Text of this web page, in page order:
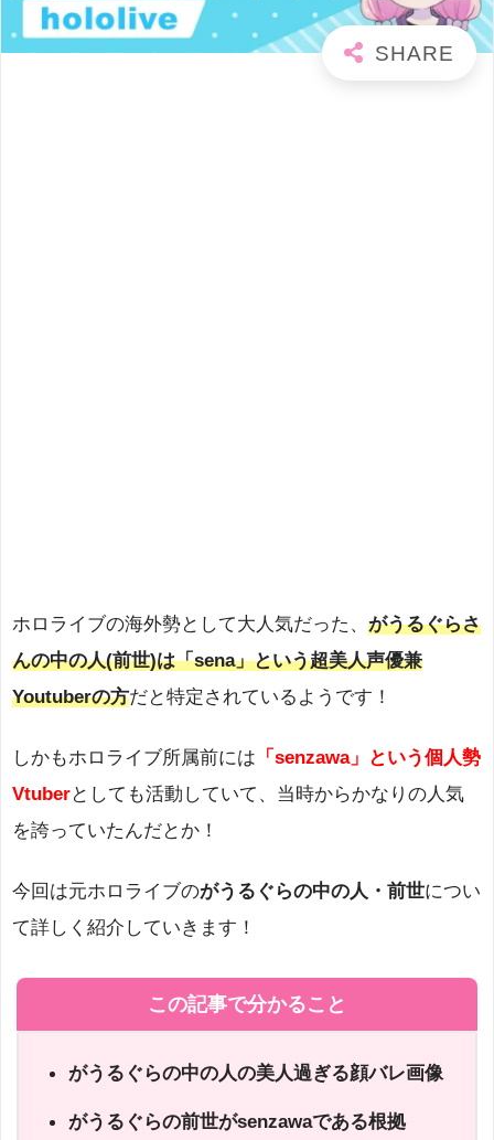
ホロライブの海外勢として大人気だった、 がうるぐらさ
んの中の人(前世)は「sena」という超美人声優兼
Youtuberの方だと特定されているようです！
しかもホロライブ所属前には 「senzawa」という個人勢
Vtuberとしても活動していて、当時からかなりの人気
を誇っていたんだとか！
今回は元ホロライブのがうるぐらの中の人・前世につい
て詳しく紹介していきます！
この記事で分かること
がうるぐらの中の人の美人過ぎる顔バレ画像
がうるぐらの前世がsenzawaである根拠